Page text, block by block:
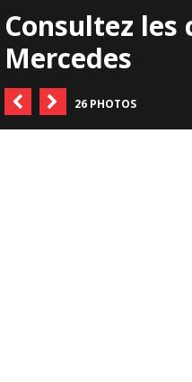
Consultez
Mercedes
26 PHOTOS